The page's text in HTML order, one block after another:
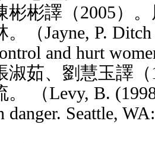
彬彬譯（2005）
。（Jayne, P.
and hurt
淑茹、劉慧玉譯
。 （Levy, B.
danger. Seattle,